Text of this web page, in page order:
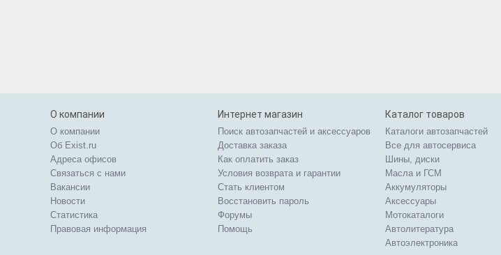
О компании
О компании
Об Exist.ru
Адреса офисов
Связаться с нами
Вакансии
Новости
Статистика
Правовая информация
Интернет магазин
Поиск автозапчастей и аксессуаров
Доставка заказа
Как оплатить заказ
Условия возврата и гарантии
Стать клиентом
Восстановить пароль
Форумы
Помощь
Каталог товаров
Каталоги автозапчастей
Все для автосервиса
Шины, диски
Масла и ГСМ
Аккумуляторы
Аксессуары
Мотокаталоги
Автолитература
Автоэлектроника